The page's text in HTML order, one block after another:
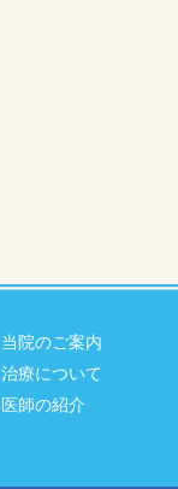
当院のご案内
治療について
医師の紹介